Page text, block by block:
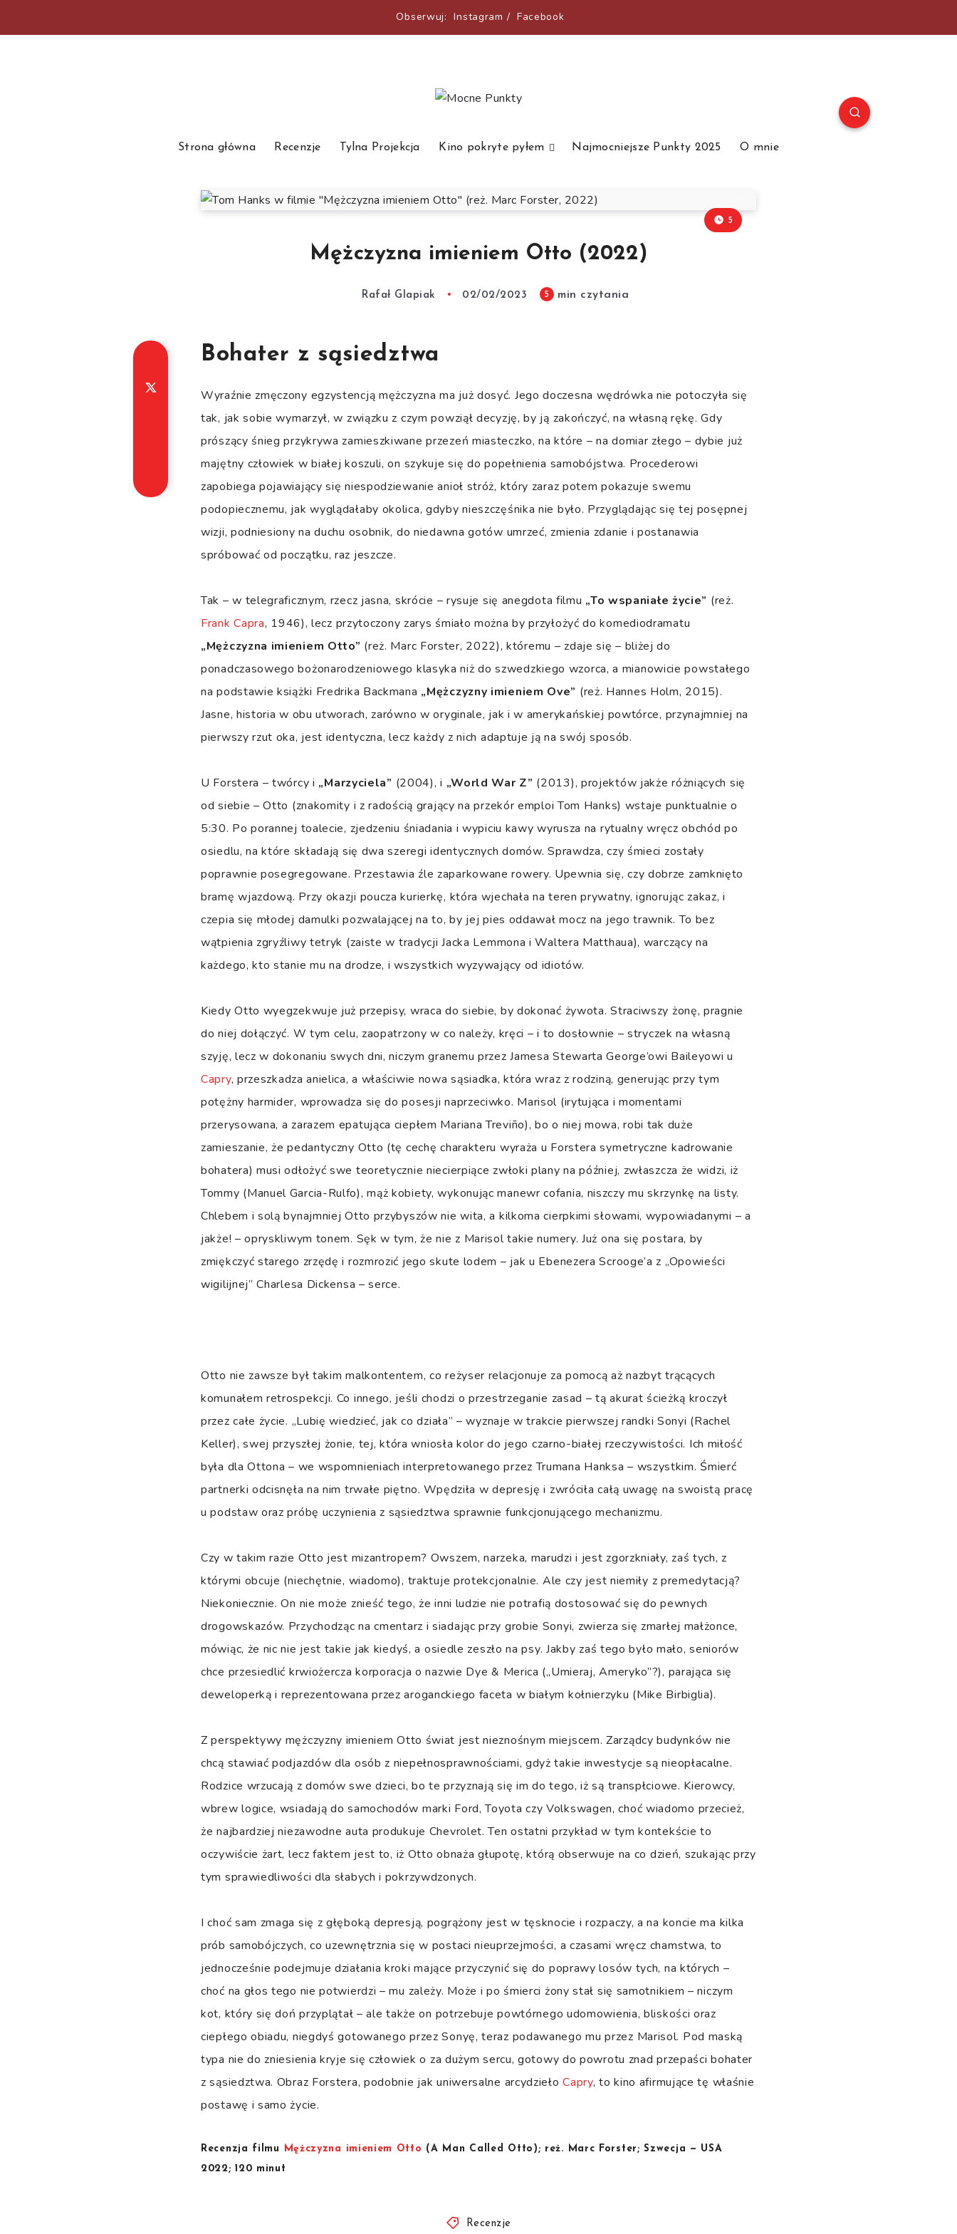
Obserwuj: Instagram / Facebook
Strona główna Recenzje Tylna Projekcja Kino pokryte pyłem Najmocniejsze Punkty 2025 O mnie
5
Mężczyzna imieniem Otto (2022)
Rafał Glapiak 02/02/2023 5 min czytania
Bohater z sąsiedztwa
Wyraźnie zmęczony egzystencją mężczyzna ma już dosyć. Jego doczesna wędrówka nie potoczyła się
tak, jak sobie wymarzył, w związku z czym powziął decyzję, by ją zakończyć, na własną rękę. Gdy
prószący śnieg przykrywa zamieszkiwane przezeń miasteczko, na które – na domiar złego – dybie już
majętny człowiek w białej koszuli, on szykuje się do popełnienia samobójstwa. Procederowi
zapobiega pojawiający się niespodziewanie anioł stróż, który zaraz potem pokazuje swemu
podopiecznemu, jak wyglądałaby okolica, gdyby nieszczęśnika nie było. Przyglądając się tej posępnej
wizji, podniesiony na duchu osobnik, do niedawna gotów umrzeć, zmienia zdanie i postanawia
spróbować od początku, raz jeszcze.
Tak – w telegraficznym, rzecz jasna, skrócie – rysuje się anegdota filmu „To wspaniałe życie” (reż.
Frank Capra, 1946), lecz przytoczony zarys śmiało można by przyłożyć do komediodramatu
„Mężczyzna imieniem Otto” (reż. Marc Forster, 2022), któremu – zdaje się – bliżej do
ponadczasowego bożonarodzeniowego klasyka niż do szwedzkiego wzorca, a mianowicie powstałego
na podstawie książki Fredrika Backmana „Mężczyzny imieniem Ove” (reż. Hannes Holm, 2015).
Jasne, historia w obu utworach, zarówno w oryginale, jak i w amerykańskiej powtórce, przynajmniej na
pierwszy rzut oka, jest identyczna, lecz każdy z nich adaptuje ją na swój sposób.
U Forstera – twórcy i „Marzyciela” (2004), i „World War Z” (2013), projektów jakże różniących się
od siebie – Otto (znakomity i z radością grający na przekór emploi Tom Hanks) wstaje punktualnie o
5:30. Po porannej toalecie, zjedzeniu śniadania i wypiciu kawy wyrusza na rytualny wręcz obchód po
osiedlu, na które składają się dwa szeregi identycznych domów. Sprawdza, czy śmieci zostały
poprawnie posegregowane. Przestawia źle zaparkowane rowery. Upewnia się, czy dobrze zamknięto
bramę wjazdową. Przy okazji poucza kurierkę, która wjechała na teren prywatny, ignorując zakaz, i
czepia się młodej damulki pozwalającej na to, by jej pies oddawał mocz na jego trawnik. To bez
wątpienia zgryźliwy tetryk (zaiste w tradycji Jacka Lemmona i Waltera Matthaua), warczący na
każdego, kto stanie mu na drodze, i wszystkich wyzywający od idiotów.
Kiedy Otto wyegzekwuje już przepisy, wraca do siebie, by dokonać żywota. Straciwszy żonę, pragnie
do niej dołączyć. W tym celu, zaopatrzony w co należy, kręci – i to dosłownie – stryczek na własną
szyję, lecz w dokonaniu swych dni, niczym granemu przez Jamesa Stewarta George’owi Baileyowi u
Capry, przeszkadza anielica, a właściwie nowa sąsiadka, która wraz z rodziną, generując przy tym
potężny harmider, wprowadza się do posesji naprzeciwko. Marisol (irytująca i momentami
przerysowana, a zarazem epatująca ciepłem Mariana Treviño), bo o niej mowa, robi tak duże
zamieszanie, że pedantyczny Otto (tę cechę charakteru wyraża u Forstera symetryczne kadrowanie
bohatera) musi odłożyć swe teoretycznie niecierpiące zwłoki plany na później, zwłaszcza że widzi, iż
Tommy (Manuel Garcia-Rulfo), mąż kobiety, wykonując manewr cofania, niszczy mu skrzynkę na listy.
Chlebem i solą bynajmniej Otto przybyszów nie wita, a kilkoma cierpkimi słowami, wypowiadanymi – a
jakże! – opryskliwym tonem. Sęk w tym, że nie z Marisol takie numery. Już ona się postara, by
zmiękczyć starego zrzędę i rozmrozić jego skute lodem – jak u Ebenezera Scrooge’a z „Opowieści
wigilijnej” Charlesa Dickensa – serce.
Otto nie zawsze był takim malkontentem, co reżyser relacjonuje za pomocą aż nazbyt trącących
komunałem retrospekcji. Co innego, jeśli chodzi o przestrzeganie zasad – tą akurat ścieżką kroczył
przez całe życie. „Lubię wiedzieć, jak co działa” – wyznaje w trakcie pierwszej randki Sonyi (Rachel
Keller), swej przyszłej żonie, tej, która wniosła kolor do jego czarno-białej rzeczywistości. Ich miłość
była dla Ottona – we wspomnieniach interpretowanego przez Trumana Hanksa – wszystkim. Śmierć
partnerki odcisnęła na nim trwałe piętno. Wpędziła w depresję i zwróciła całą uwagę na swoistą pracę
u podstaw oraz próbę uczynienia z sąsiedztwa sprawnie funkcjonującego mechanizmu.
Czy w takim razie Otto jest mizantropem? Owszem, narzeka, marudzi i jest zgorzkniały, zaś tych, z
którymi obcuje (niechętnie, wiadomo), traktuje protekcjonalnie. Ale czy jest niemiły z premedytacją?
Niekoniecznie. On nie może znieść tego, że inni ludzie nie potrafią dostosować się do pewnych
drogowskazów. Przychodząc na cmentarz i siadając przy grobie Sonyi, zwierza się zmarłej małżonce,
mówiąc, że nic nie jest takie jak kiedyś, a osiedle zeszło na psy. Jakby zaś tego było mało, seniorów
chce przesiedlić krwiożercza korporacja o nazwie Dye & Merica („Umieraj, Ameryko”?), parająca się
deweloperką i reprezentowana przez aroganckiego faceta w białym kołnierzyku (Mike Birbiglia).
Z perspektywy mężczyzny imieniem Otto świat jest nieznośnym miejscem. Zarządcy budynków nie
chcą stawiać podjazdów dla osób z niepełnosprawnościami, gdyż takie inwestycje są nieopłacalne.
Rodzice wrzucają z domów swe dzieci, bo te przyznają się im do tego, iż są transpłciowe. Kierowcy,
wbrew logice, wsiadają do samochodów marki Ford, Toyota czy Volkswagen, choć wiadomo przecież,
że najbardziej niezawodne auta produkuje Chevrolet. Ten ostatni przykład w tym kontekście to
oczywiście żart, lecz faktem jest to, iż Otto obnaża głupotę, którą obserwuje na co dzień, szukając przy
tym sprawiedliwości dla słabych i pokrzywdzonych.
I choć sam zmaga się z głęboką depresją, pogrążony jest w tęsknocie i rozpaczy, a na koncie ma kilka
prób samobójczych, co uzewnętrznia się w postaci nieuprzejmości, a czasami wręcz chamstwa, to
jednocześnie podejmuje działania kroki mające przyczynić się do poprawy losów tych, na których –
choć na głos tego nie potwierdzi – mu zależy. Może i po śmierci żony stał się samotnikiem – niczym
kot, który się doń przyplątał – ale także on potrzebuje powtórnego udomowienia, bliskości oraz
ciepłego obiadu, niegdyś gotowanego przez Sonyę, teraz podawanego mu przez Marisol. Pod maską
typa nie do zniesienia kryje się człowiek o za dużym sercu, gotowy do powrotu znad przepaści bohater
z sąsiedztwa. Obraz Forstera, podobnie jak uniwersalne arcydziełoCapry, to kino afirmujące tę właśnie
postawę i samo życie.
Recenzja filmu Mężczyzna imieniem Otto (A Man Called Otto); reż. Marc Forster; Szwecja — USA
2022; 120 minut
Recenzje